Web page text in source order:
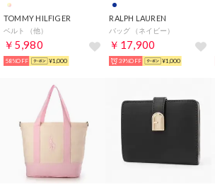
TOMMY HILFIGER
ベルト （他）
￥5,980
58%OFF ¥1,000
RALPH LAUREN
バッグ （ネイビー）
￥17,900
39%OFF ¥1,000